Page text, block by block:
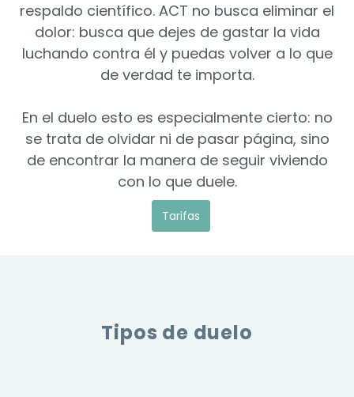
respaldo científico. ACT no busca eliminar el
dolor: busca que dejes de gastar la vida
luchando contra él y puedas volver a lo que
de verdad te importa.
En el duelo esto es especialmente cierto: no
se trata de olvidar ni de pasar página, sino
de encontrar la manera de seguir viviendo
con lo que duele.
Tarifas
Tipos de duelo